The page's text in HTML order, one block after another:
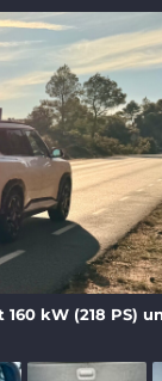
kW (218 PS)